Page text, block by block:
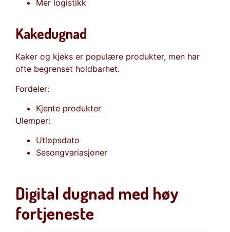
Mer logistikk
Kakedugnad
Kaker og kjeks er populære produkter, men har
ofte begrenset holdbarhet.
Fordeler:
Kjente produkter
Ulemper:
Utløpsdato
Sesongvariasjoner
Digital dugnad med høy
fortjeneste